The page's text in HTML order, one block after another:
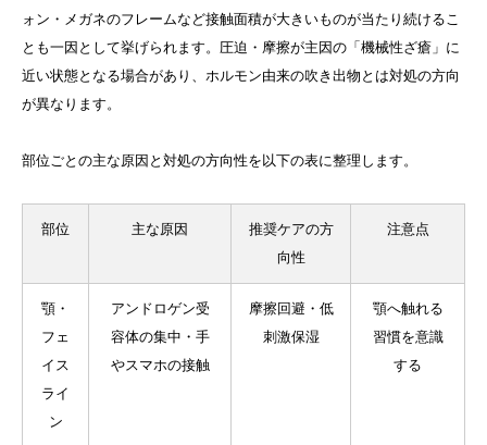
ォン・メガネのフレームなど接触面積が大きいものが当たり続けるこ
とも一因として挙げられます。圧迫・摩擦が主因の「機械性ざ瘡」に
近い状態となる場合があり、ホルモン由来の吹き出物とは対処の方向
が異なります。
部位ごとの主な原因と対処の方向性を以下の表に整理します。
部位 主な原因
推奨ケアの方
向性
注意点
顎・
フェ
イス
ライ
ン
アンドロゲン受
容体の集中・手
やスマホの接触
摩擦回避・低
刺激保湿
顎へ触れる
習慣を意識
する